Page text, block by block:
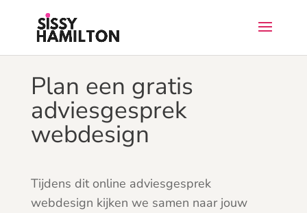
Plan een gratis
adviesgesprek
webdesign
Tijdens dit online adviesgesprek
webdesign kijken we samen naar jouw